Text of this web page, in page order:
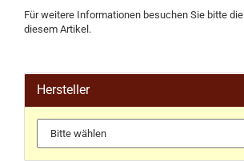
Für weitere Informationen besuchen Sie bitte die
diesem Artikel.
Hersteller